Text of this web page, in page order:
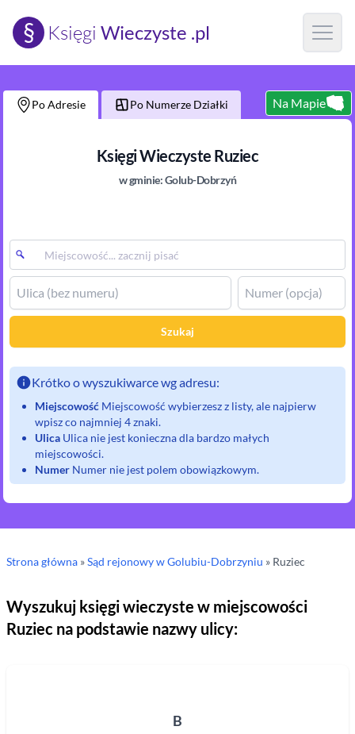
§ Księgi Wieczyste .pl Open
Po Adresie Po Numerze Działki Na Mapie
Księgi Wieczyste Ruziec
w gminie:Golub-Dobrzyń
Szukaj
Krótko o wyszukiwarce wg adresu:
Miejscowość Miejscowość wybierzesz z listy, ale najpierw
wpisz co najmniej 4 znaki.
Ulica Ulica nie jest konieczna dla bardzo małych
miejscowości.
Numer Numer nie jest polem obowiązkowym.
Strona główna »Sąd rejonowyw Golubiu-Dobrzyniu » Ruziec
Wyszukuj księgi wieczyste w miejscowości
Ruziec na podstawie nazwy ulicy:
B